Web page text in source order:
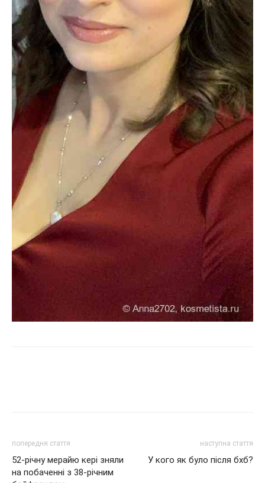
попередня стаття
52-річну мерайю кері зняли
на побаченні з 38-річним
наступна стаття
У кого як було після бхб?